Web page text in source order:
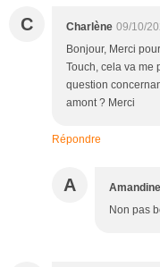
C Charlène 09/10/
Bonjour, Merci
Touch, cela va me
question
amont ? Merci
Répondre
A
Non pas